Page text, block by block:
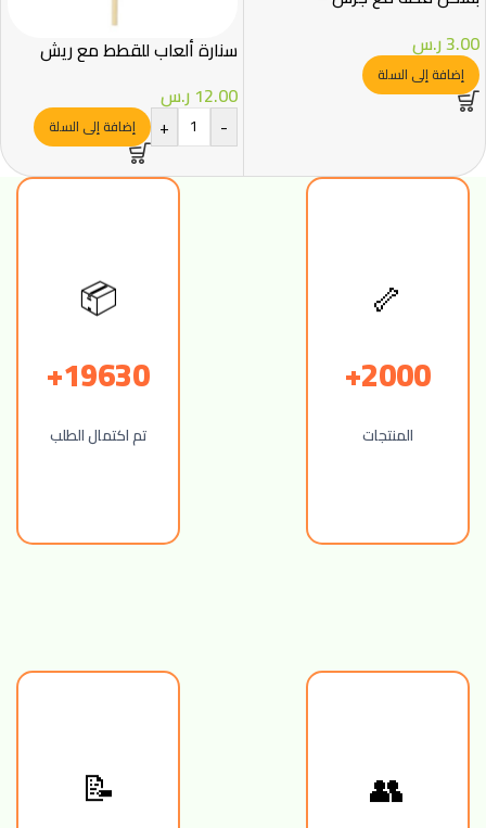
3.00ر.س
إضافة إلى السلة
سنارة ألعاب للقطط مع ريش
12.00 ر.س
-
+ إضافة إلى السلة
🦴
2000+
المنتجات
📦
19630+
تم اكتمال الطلب
👥
📝